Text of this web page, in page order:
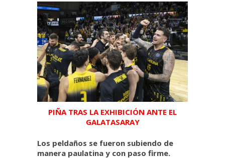
PIÑA TRAS LA EXHIBICIÓN ANTE EL
GALATASARAY
Los peldaños se fueron subiendo de
manera paulatina y con paso firme.